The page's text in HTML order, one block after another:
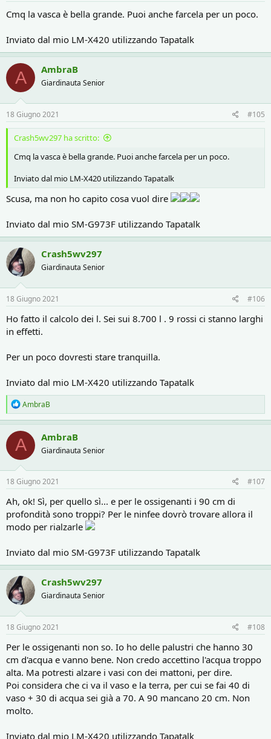
Cmq la vasca è bella grande. Puoi anche farcela per un poco.
Inviato dal mio LM-X420 utilizzando Tapatalk
A AmbraB
Giardinauta Senior
18 Giugno 2021 #105
Crash5wv297 ha scritto:
Cmq la vasca è bella grande. Puoi anche farcela per un poco.
Inviato dal mio LM-X420 utilizzando Tapatalk
Scusa, ma non ho capito cosa vuol dire
Inviato dal mio SM-G973F utilizzando Tapatalk
Crash5wv297
Giardinauta Senior
18 Giugno 2021 #106
Ho fatto il calcolo dei l. Sei sui 8.700 l . 9 rossi ci stanno larghi
in effetti.
Per un poco dovresti stare tranquilla.
Inviato dal mio LM-X420 utilizzando Tapatalk
R
e
a
c
t
o
n
s
:
AmbraB
A AmbraB
Giardinauta Senior
18 Giugno 2021 #107
Ah, ok! Sì, per quello sì... e per le ossigenanti i 90 cm di
profondità sono troppi? Per le ninfee dovrò trovare allora il
modo per rialzarle
Inviato dal mio SM-G973F utilizzando Tapatalk
Crash5wv297
Giardinauta Senior
18 Giugno 2021 #108
Per le ossigenanti non so. Io ho delle palustri che hanno 30
cm d'acqua e vanno bene. Non credo accettino l'acqua troppo
alta. Ma potresti alzare i vasi con dei mattoni, per dire.
Poi considera che ci va il vaso e la terra, per cui se fai 40 di
vaso + 30 di acqua sei già a 70. A 90 mancano 20 cm. Non
molto.
Inviato dal mio LM-X420 utilizzando Tapatalk